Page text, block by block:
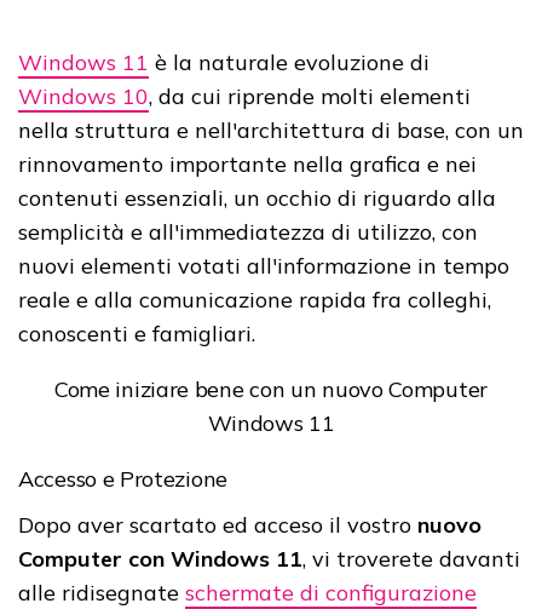
Windows 11 è la naturale evoluzione di
Windows 10, da cui riprende molti elementi
nella struttura e nell'architettura di base, con un
rinnovamento importante nella grafica e nei
contenuti essenziali, un occhio di riguardo alla
semplicità e all'immediatezza di utilizzo, con
nuovi elementi votati all'informazione in tempo
reale e alla comunicazione rapida fra colleghi,
conoscenti e famigliari.
Come iniziare bene con un nuovo Computer
Windows 11
Accesso e Protezione
Dopo aver scartato ed acceso il vostro nuovo
Computer con Windows 11, vi troverete davanti
alle ridisegnate schermate di configurazione